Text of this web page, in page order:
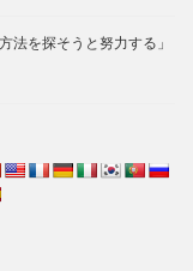
法を探そうと努力する」